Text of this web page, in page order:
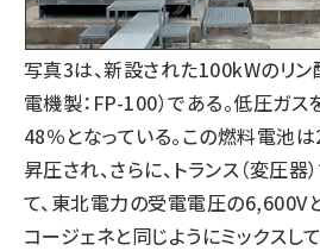
写真3は、新設された100kWのリ
電機製：FP-100）である。低圧ガ
48％となっている。この燃料電池
昇圧され、さらに、トランス（変圧
て、東北電力の受電電圧の6,600V
コージェネと同じようにミックスし